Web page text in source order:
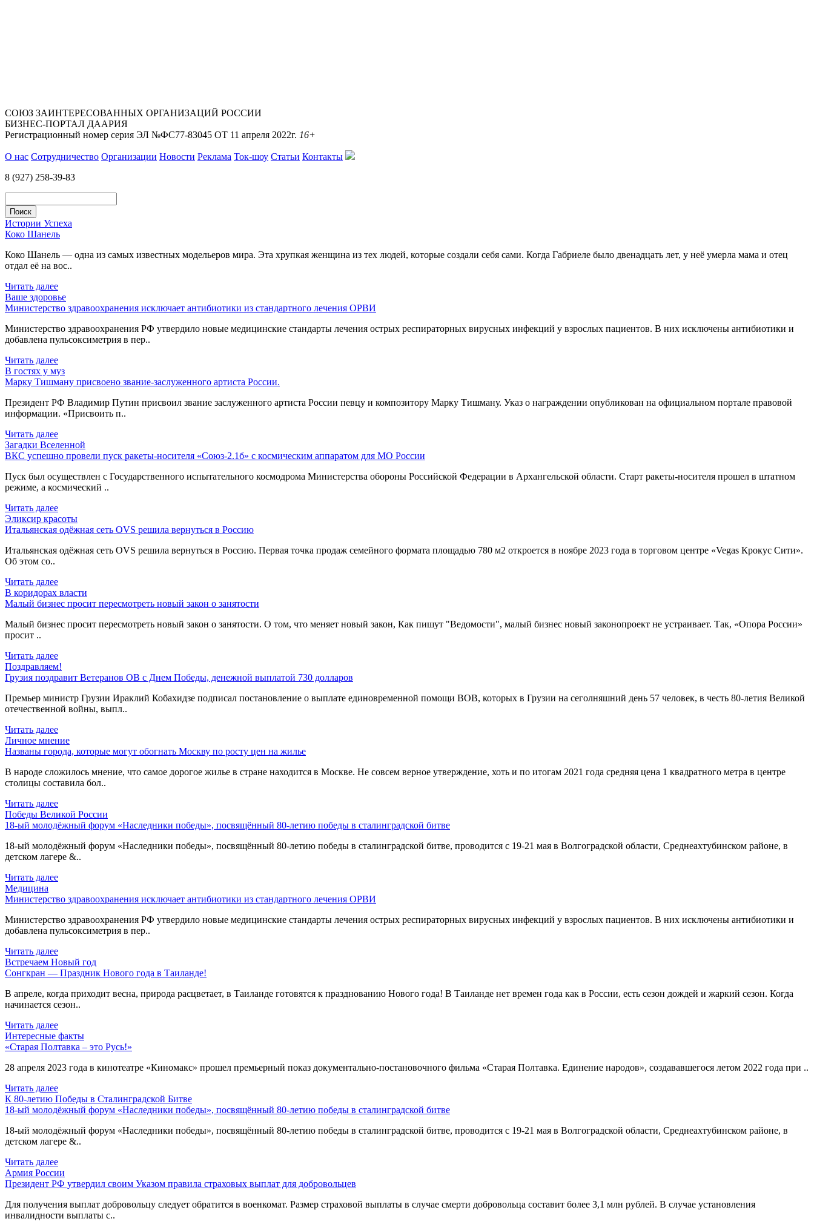
СОЮЗ ЗАИНТЕРЕСОВАННЫХ ОРГАНИЗАЦИЙ РОССИИ
БИЗНЕС-ПОРТАЛ ДААРИЯ
Регистрационный номер серия ЭЛ №ФС77-83045 ОТ 11 апреля 2022г. 16+
О нас Сотрудничество Организации Новости Реклама Ток-шоу Статьи Контакты
8 (927) 258-39-83
Истории Успеха
Коко Шанель
Коко Шанель — одна из самых известных модельеров мира. Эта хрупкая женщина из тех людей, которые создали себя сами. Когда Габриеле было двенадцать лет, у неё умерла мама и отец
отдал её на вос..
Читать далее
Ваше здоровье
Министерство здравоохранения исключает антибиотики из стандартного лечения ОРВИ
Министерство здравоохранения РФ утвердило новые медицинские стандарты лечения острых респираторных вирусных инфекций у взрослых пациентов. В них исключены антибиотики и
добавлена пульсоксиметрия в пер..
Читать далее
В гостях у муз
Марку Тишману присвоено звание-заслуженного артиста России.
Президент РФ Владимир Путин присвоил звание заслуженного артиста России певцу и композитору Марку Тишману. Указ о награждении опубликован на официальном портале правовой
информации. «Присвоить п..
Читать далее
Загадки Вселенной
ВКС успешно провели пуск ракеты-носителя «Союз-2.1б» с космическим аппаратом для МО России
Пуск был осуществлен с Государственного испытательного космодрома Министерства обороны Российской Федерации в Архангельской области. Старт ракеты-носителя прошел в штатном
режиме, а космический ..
Читать далее
Эликсир красоты
Итальянская одёжная сеть OVS решила вернуться в Россию
Итальянская одёжная сеть OVS решила вернуться в Россию. Первая точка продаж семейного формата площадью 780 м2 откроется в ноябре 2023 года в торговом центре «Vegas Крокус Сити».
Об этом со..
Читать далее
В коридорах власти
Малый бизнес просит пересмотреть новый закон о занятости
Малый бизнес просит пересмотреть новый закон о занятости. О том, что меняет новый закон, Как пишут "Ведомости", малый бизнес новый законопроект не устраивает. Так, «Опора России»
просит ..
Читать далее
Поздравляем!
Грузия поздравит Ветеранов ОВ с Днем Победы, денежной выплатой 730 долларов
Премьер министр Грузии Ираклий Кобахидзе подписал постановление о выплате единовременной помощи ВОВ, которых в Грузии на сеголняшний день 57 человек, в честь 80-летия Великой
отечественной войны, выпл..
Читать далее
Личное мнение
Названы города, которые могут обогнать Москву по росту цен на жилье
В народе сложилось мнение, что самое дорогое жилье в стране находится в Москве. Не совсем верное утверждение, хоть и по итогам 2021 года средняя цена 1 квадратного метра в центре
столицы составила бол..
Читать далее
Победы Великой России
18-ый молодёжный форум «Наследники победы», посвящённый 80-летию победы в сталинградской битве
18-ый молодёжный форум «Наследники победы», посвящённый 80-летию победы в сталинградской битве, проводится с 19-21 мая в Волгоградской области, Среднеахтубинском районе, в
детском лагере &..
Читать далее
Медицина
Министерство здравоохранения исключает антибиотики из стандартного лечения ОРВИ
Министерство здравоохранения РФ утвердило новые медицинские стандарты лечения острых респираторных вирусных инфекций у взрослых пациентов. В них исключены антибиотики и
добавлена пульсоксиметрия в пер..
Читать далее
Встречаем Новый год
Сонгкран — Праздник Нового года в Таиланде!
В апреле, когда приходит весна, природа расцветает, в Таиланде готовятся к празднованию Нового года! В Таиланде нет времен года как в России, есть сезон дождей и жаркий сезон. Когда
начинается сезон..
Читать далее
Интересные факты
«Старая Полтавка – это Русь!»
28 апреля 2023 года в кинотеатре «Киномакс» прошел премьерный показ документально-постановочного фильма «Старая Полтавка. Единение народов», создававшегося летом 2022 года при ..
Читать далее
К 80-летию Победы в Сталинградской Битве
18-ый молодёжный форум «Наследники победы», посвящённый 80-летию победы в сталинградской битве
18-ый молодёжный форум «Наследники победы», посвящённый 80-летию победы в сталинградской битве, проводится с 19-21 мая в Волгоградской области, Среднеахтубинском районе, в
детском лагере &..
Читать далее
Армия России
Президент РФ утвердил своим Указом правила страховых выплат для добровольцев
Для получения выплат добровольцу следует обратится в военкомат. Размер страховой выплаты в случае смерти добровольца составит более 3,1 млн рублей. В случае установления
инвалидности выплаты с..